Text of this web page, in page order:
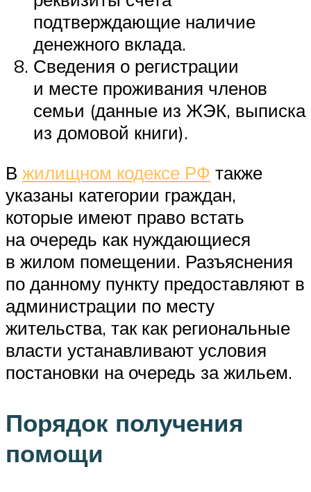
подтверждающие наличие
денежного вклада.
Сведения о регистрации
и месте проживания членов
семьи (данные из ЖЭК, выписка
из домовой книги).
В жилищном кодексе РФ также
указаны категории граждан,
которые имеют право встать
на очередь как нуждающиеся
в жилом помещении. Разъяснения
по данному пункту предоставляют в
администрации по месту
жительства, так как региональные
власти устанавливают условия
постановки на очередь за жильем.
Порядок получения
помощи